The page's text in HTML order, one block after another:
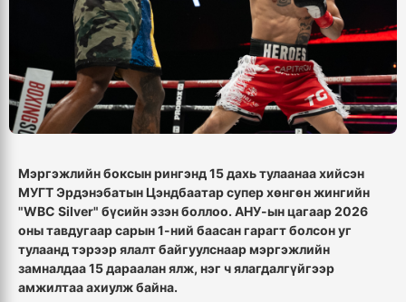
Мэргэжлийн боксын рингэнд 15 дахь тулаанаа хийсэн
МУГТ Эрдэнэбатын Цэндбаатар супер хөнгөн жингийн
"WBC Silver" бүсийн эзэн боллоо. АНУ-ын цагаар 2026
оны тавдугаар сарын 1-ний баасан гарагт болсон уг
тулаанд тэрээр ялалт байгуулснаар мэргэжлийн
замналдаа 15 дараалан ялж, нэг ч ялагдалгүйгээр
амжилтаа ахиулж байна.